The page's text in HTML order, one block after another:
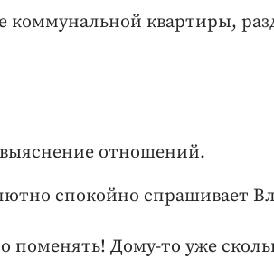
коммунальной квартиры,
отношений.
спокойно спрашивает
Дому-то уже